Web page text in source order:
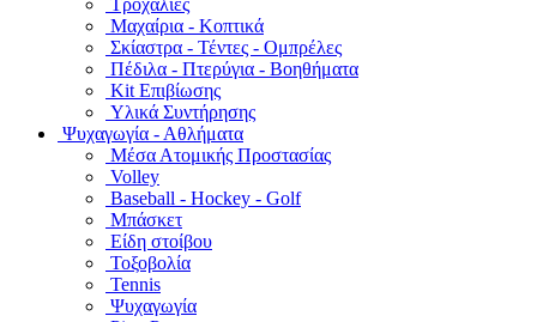
Τροχαλίες
Μαχαίρια - Κοπτικά
Σκίαστρα - Τέντες - Ομπρέλες
Πέδιλα - Πτερύγια - Βοηθήματα
Kit Επιβίωσης
Υλικά Συντήρησης
Ψυχαγωγία - Αθλήματα
Μέσα Ατομικής Προστασίας
Volley
Baseball - Hockey - Golf
Μπάσκετ
Είδη στοίβου
Τοξοβολία
Tennis
Ψυχαγωγία